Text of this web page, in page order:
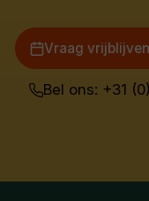
Vraag
Bel ons: +31